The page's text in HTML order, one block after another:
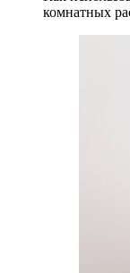
комнатных